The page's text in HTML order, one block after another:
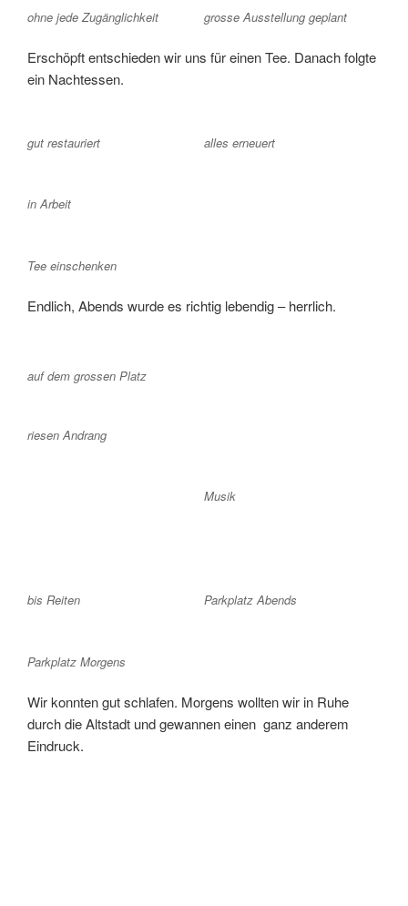
ohne jede Zugänglichkeit grosse Ausstellung geplant
Erschöpft entschieden wir uns für einen Tee. Danach folgte
ein Nachtessen.
gut restauriert alles erneuert
in Arbeit
Tee einschenken
Endlich, Abends wurde es richtig lebendig – herrlich.
auf dem grossen Platz
riesen Andrang
Musik
bis Reiten Parkplatz Abends
Parkplatz Morgens
Wir konnten gut schlafen. Morgens wollten wir in Ruhe
durch die Altstadt und gewannen einen ganz anderem
Eindruck.